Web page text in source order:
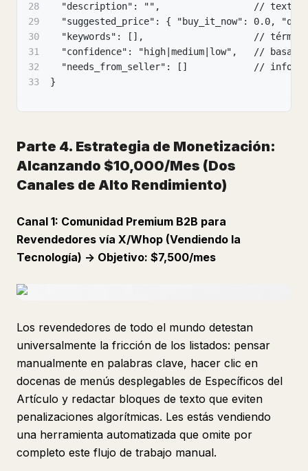
28
"description": "",                 // texto
29
"suggested_price": { "buy_it_now": 0.0,
30
"keywords": [],                    //
31
"confidence": "high|medium|low",   //
32
"needs_from_seller": []            //
33
}
Parte 4. Estrategia de Monetización:
Alcanzando $10,000/Mes (Dos
Canales de Alto Rendimiento)
Canal 1: Comunidad Premium B2B para
Revendedores vía X/Whop (Vendiendo la
Tecnología) -> Objetivo: $7,500/mes
Los revendedores de todo el mundo detestan
universalmente la fricción de los listados: pensar
manualmente en palabras clave, hacer clic en
docenas de menús desplegables de Específicos del
Artículo y redactar bloques de texto que eviten
penalizaciones algorítmicas. Les estás vendiendo
una herramienta automatizada que omite por
completo este flujo de trabajo manual.